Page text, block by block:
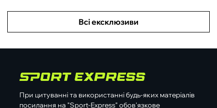
Всі ексклюзиви
При цитуванні та використанні будь-яких матеріалів
посилання на "Sport-Express" обов'язкове